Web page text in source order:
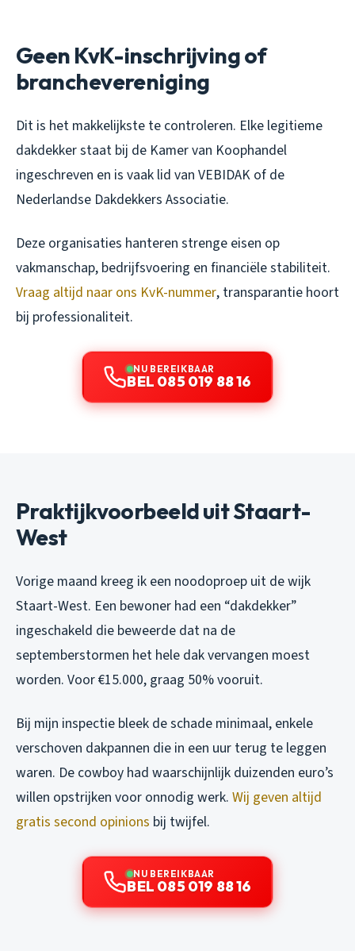
Geen KvK-inschrijving of
branchevereniging
Dit is het makkelijkste te controleren. Elke legitieme
dakdekker staat bij de Kamer van Koophandel
ingeschreven en is vaak lid van VEBIDAK of de
Nederlandse Dakdekkers Associatie.
Deze organisaties hanteren strenge eisen op
vakmanschap, bedrijfsvoering en financiële stabiliteit.
Vraag altijd naar ons KvK-nummer, transparantie hoort
bij professionaliteit.
NU BEREIKBAAR
BEL 085 019 88 16
Praktijkvoorbeeld uit Staart-
West
Vorige maand kreeg ik een noodoproep uit de wijk
Staart-West. Een bewoner had een “dakdekker”
ingeschakeld die beweerde dat na de
septemberstormen het hele dak vervangen moest
worden. Voor €15.000, graag 50% vooruit.
Bij mijn inspectie bleek de schade minimaal, enkele
verschoven dakpannen die in een uur terug te leggen
waren. De cowboy had waarschijnlijk duizenden euro’s
willen opstrijken voor onnodig werk. Wij geven altijd
gratis second opinions bij twijfel.
NU BEREIKBAAR
BEL 085 019 88 16